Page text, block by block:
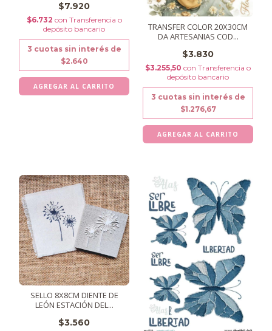
$7.920
$6.732 con Transferencia o
depósito bancario
3 cuotas sin interés de
$2.640
TRANSFER COLOR 20X30CM
DA ARTESANIAS COD...
$3.830
$3.255,50 con Transferencia o
depósito bancario
3 cuotas sin interés de
$1.276,67
SELLO 8X8CM DIENTE DE
LEÓN ESTACIÓN DEL...
$3.560